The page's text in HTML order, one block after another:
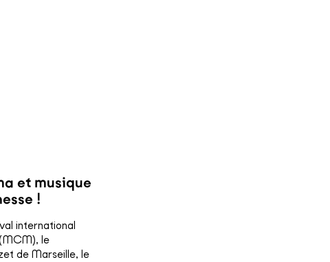
et musique
!
international
le
de Marseille, le